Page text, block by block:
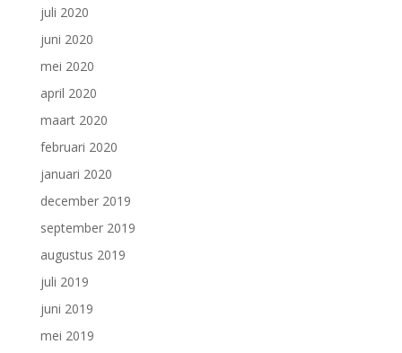
juli 2020
juni 2020
mei 2020
april 2020
maart 2020
februari 2020
januari 2020
december 2019
september 2019
augustus 2019
juli 2019
juni 2019
mei 2019